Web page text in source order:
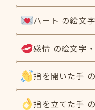
ハート の絵文
感情 の絵文字
指を開いた手
指を立てた手